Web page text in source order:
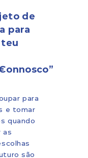
de
para
teu
para
e tomar
quando
as
são